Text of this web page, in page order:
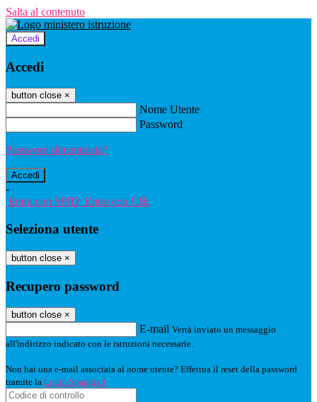
Salta al contenuto
Accedi
Accedi
button close ×
Nome Utente
Password
Password dimenticata?
-
Entra con SPID Entra con CIE
Seleziona utente
button close ×
Recupero password
button close ×
E-mail Verrà inviato un messaggio
all'indirizzo indicato con le istruzioni necessarie.
Non hai una e-mail associata al nome utente? Effettua il reset della password
tramite la Login Spaggiari